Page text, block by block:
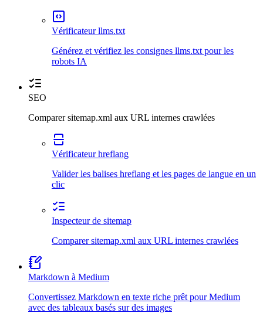
Vérificateur llms.txt
Générez et vérifiez les consignes llms.txt pour les
robots IA
SEO
Comparer sitemap.xml aux URL internes crawlées
Vérificateur hreflang
Valider les balises hreflang et les pages de langue en un
clic
Inspecteur de sitemap
Comparer sitemap.xml aux URL internes crawlées
Markdown à Medium
Convertissez Markdown en texte riche prêt pour Medium
avec des tableaux basés sur des images